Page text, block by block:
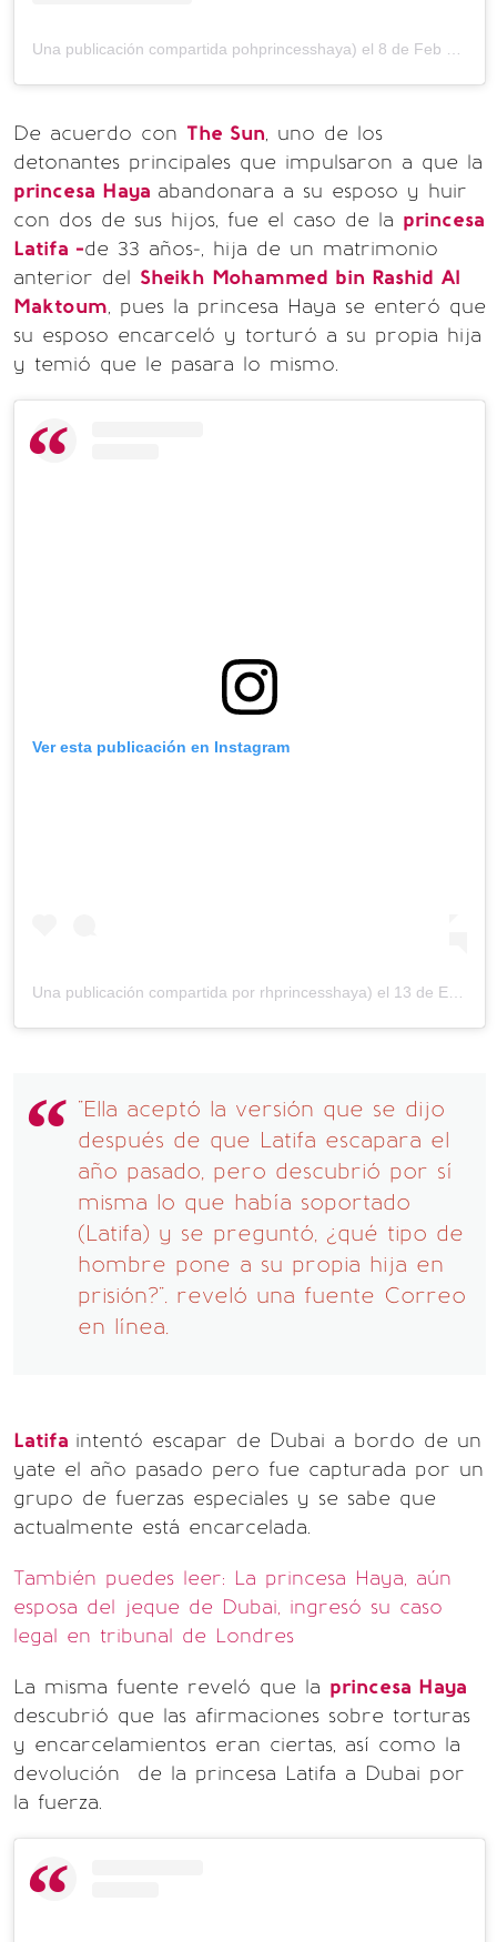
Una publicación compartida pohprincesshaya) el 8 de Feb de 2018 a las 3:58 PST
De acuerdo con The Sun, uno de los
detonantes principales que impulsaron a que la
princesa Haya abandonara a su esposo y huir
con dos de sus hijos, fue el caso de la princesa
Latifa -de 33 años-, hija de un matrimonio
anterior del Sheikh Mohammed bin Rashid Al
Maktoum, pues la princesa Haya se enteró que
su esposo encarceló y torturó a su propia hija
y temió que le pasara lo mismo.
Ver esta publicación en Instagram
Una publicación compartida por rhprincesshaya) el 13 de Ene de 2018 a las 8:01 PST
"Ella aceptó la versión que se dijo
después de que Latifa escapara el
año pasado, pero descubrió por sí
misma lo que había soportado
(Latifa) y se preguntó, ¿qué tipo de
hombre pone a su propia hija en
prisión?". reveló una fuente Correo
en línea.
Latifa intentó escapar de Dubai a bordo de un
yate el año pasado pero fue capturada por un
grupo de fuerzas especiales y se sabe que
actualmente está encarcelada.
También puedes leer: La princesa Haya, aún
esposa del jeque de Dubai, ingresó su caso
legal en tribunal de Londres
La misma fuente reveló que la princesa Haya
descubrió que las afirmaciones sobre torturas
y encarcelamientos eran ciertas, así como la
devolución de la princesa Latifa a Dubai por
la fuerza.